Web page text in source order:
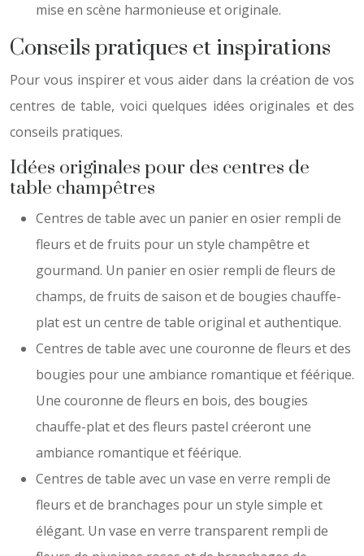
mise en scène harmonieuse et originale.
Conseils pratiques et inspirations
Pour vous inspirer et vous aider dans la création de vos
centres de table, voici quelques idées originales et des
conseils pratiques.
Idées originales pour des centres de
table champêtres
Centres de table avec un panier en osier rempli de
fleurs et de fruits pour un style champêtre et
gourmand. Un panier en osier rempli de fleurs de
champs, de fruits de saison et de bougies chauffe-
plat est un centre de table original et authentique.
Centres de table avec une couronne de fleurs et des
bougies pour une ambiance romantique et féérique.
Une couronne de fleurs en bois, des bougies
chauffe-plat et des fleurs pastel créeront une
ambiance romantique et féérique.
Centres de table avec un vase en verre rempli de
fleurs et de branchages pour un style simple et
élégant. Un vase en verre transparent rempli de